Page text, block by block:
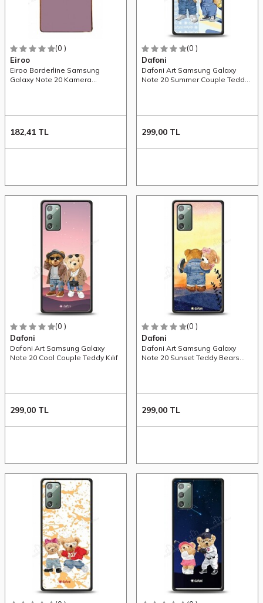
(0 )
Eiroo
Eiroo Borderline Samsung
Galaxy Note 20 Kamera
182,41 TL
(0 )
Dafoni
Dafoni Art Samsung Galaxy
Note 20 Summer Couple Teddy
299,00 TL
(0 )
Dafoni
Dafoni Art Samsung Galaxy
Note 20 Cool Couple Teddy Kılıf
299,00 TL
(0 )
Dafoni
Dafoni Art Samsung Galaxy
Note 20 Sunset Teddy Bears
299,00 TL